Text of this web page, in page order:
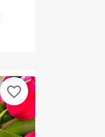
favorite_border